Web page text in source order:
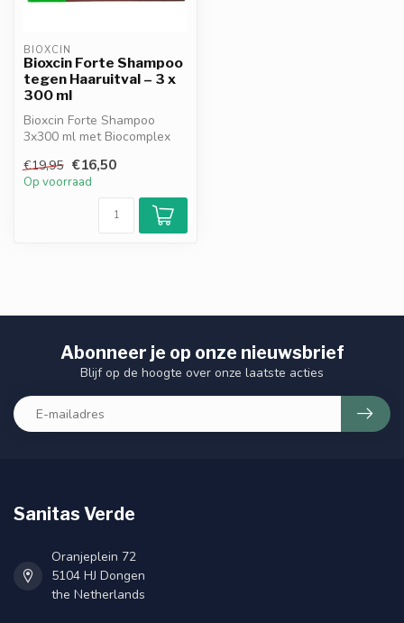
BIOXCIN
Bioxcin Forte Shampoo
tegen Haaruitval – 3 x
300 ml
Bioxcin Forte Shampoo
3x300 ml met Biocomplex
Dermato...
€19,95 €16,50
Op voorraad
Abonneer je op onze nieuwsbrief
Blijf op de hoogte over onze laatste acties
Sanitas Verde
Oranjeplein 72
5104 HJ Dongen
the Netherlands